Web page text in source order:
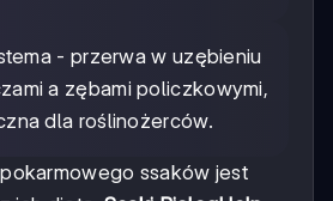
- przerwa w uzębieniu
a zębami policzkowymi,
dla roślinożerców.
ssaków jest